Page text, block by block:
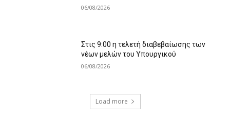
06/08/2026
Στις 9:00 η τελετή διαβεβαίωσης των
νέων μελών του Υπουργικού
06/08/2026
Load more